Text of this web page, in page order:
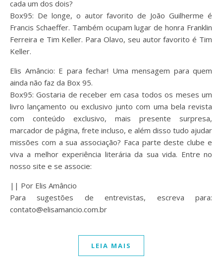
cada um dos dois?
Box95: De longe, o autor favorito de João Guilherme é
Francis Schaeffer. Também ocupam lugar de honra Franklin
Ferreira e Tim Keller. Para Olavo, seu autor favorito é Tim
Keller.
Elis Amâncio: E para fechar! Uma mensagem para quem
ainda não faz da Box 95.
Box95: Gostaria de receber em casa todos os meses um
livro lançamento ou exclusivo junto com uma bela revista
com conteúdo exclusivo, mais presente surpresa,
marcador de página, frete incluso, e além disso tudo ajudar
missões com a sua associação? Faca parte deste clube e
viva a melhor experiência literária da sua vida. Entre no
nosso site e se associe:
|| Por Elis Amâncio
Para sugestões de entrevistas, escreva para:
contato@elisamancio.com.br
LEIA MAIS